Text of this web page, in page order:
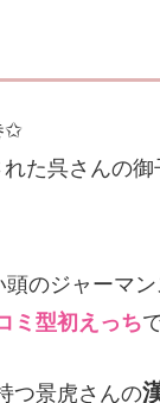
✩
た呉さんの
のジャーマ
ミ型初えっち
つ景虎さんの